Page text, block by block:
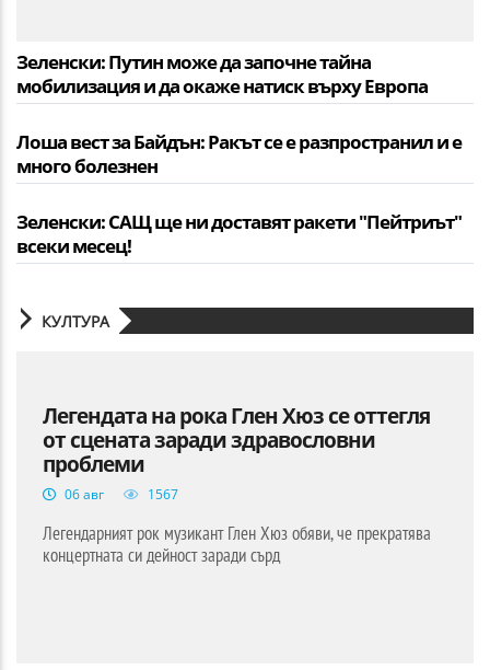
Зеленски: Путин може да започне тайна
мобилизация и да окаже натиск върху Европа
Лоша вест за Байдън: Ракът се е разпространил и е
много болезнен
Зеленски: САЩ ще ни доставят ракети "Пейтриът"
всеки месец!
КУЛТУРА
Легендата на рока Глен Хюз се оттегля
от сцената заради здравословни
проблеми
06 авг 1567
Легендарният рок музикант Глен Хюз обяви, че прекратява
концертната си дейност заради сърд